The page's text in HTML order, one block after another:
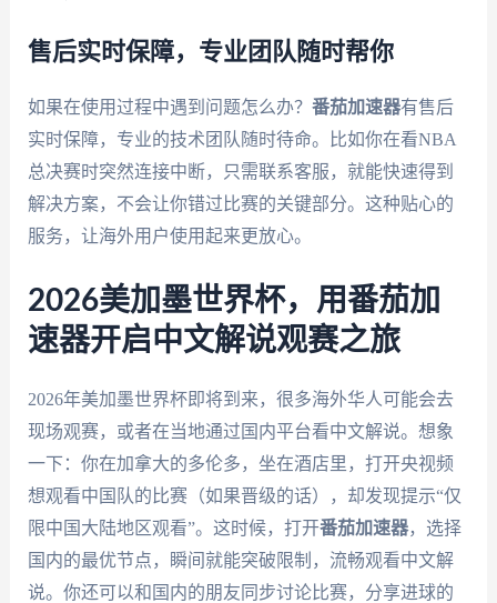
售后实时保障，专业团队随时帮你
如果在使用过程中遇到问题怎么办？ 番茄加速器有售后
实时保障，专业的技术团队随时待命。比如你在看NBA
总决赛时突然连接中断，只需联系客服，就能快速得到
解决方案，不会让你错过比赛的关键部分。这种贴心的
服务，让海外用户使用起来更放心。
2026美加墨世界杯，用番茄加
速器开启中文解说观赛之旅
2026年美加墨世界杯即将到来，很多海外华人可能会去
现场观赛，或者在当地通过国内平台看中文解说。想象
一下：你在加拿大的多伦多，坐在酒店里，打开央视频
想观看中国队的比赛（如果晋级的话），却发现提示“仅
限中国大陆地区观看”。这时候，打开番茄加速器，选择
国内的最优节点，瞬间就能突破限制，流畅观看中文解
说。你还可以和国内的朋友同步讨论比赛，分享进球的